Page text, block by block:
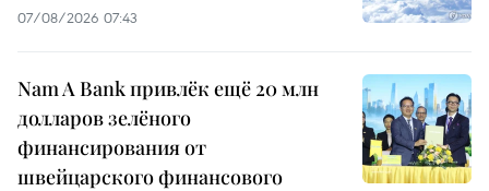
07/08/2026 07:43
Nam A Bank привлёк ещё 20 млн
долларов зелёного
финансирования от
швейцарского финансового